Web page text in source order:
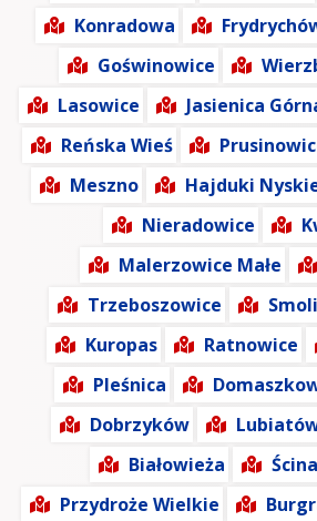
Konradowa
Goświnowice
Lasowice
Jasienica
Reńska Wieś
Meszno
Hajduki
Nieradowice
Malerzowice Małe
Trzeboszowice
Kuropas
Ratnowice
Pleśnica
Dobrzyków
Białowieża
Przydroże Wielkie